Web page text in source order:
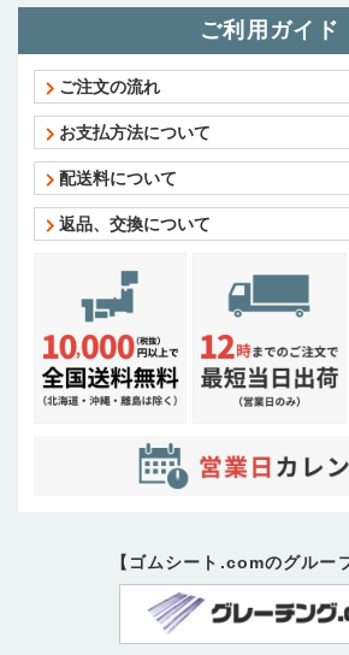
ご利用ガイド
ご注文の流れ
お支払方法について
配送料について
返品、交換について
【ゴムシート.comのグルー